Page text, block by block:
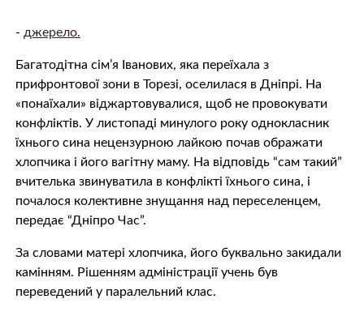
- джерело.
Багатодітна сім’я Іванових, яка переїхала з
прифронтової зони в Торезі, оселилася в Дніпрі. На
«понаїхали» віджартовувалися, щоб не провокувати
конфліктів. У листопаді минулого року однокласник
їхнього сина нецензурною лайкою почав ображати
хлопчика і його вагітну маму. На відповідь “сам такий”
вчителька звинуватила в конфлікті їхнього сина, і
почалося колективне знущання над переселенцем,
передає “Дніпро Час”.
За словами матері хлопчика, його буквально закидали
камінням. Рішенням адміністрації учень був
переведений у паралельний клас.